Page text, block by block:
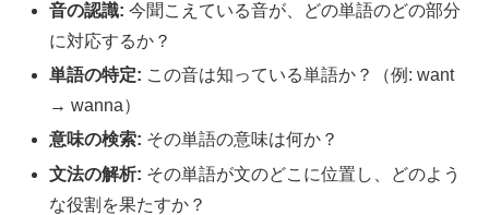
音の認識: 今聞こえている音が、どの単語のどの部分
に対応するか？
単語の特定: この音は知っている単語か？（例: want
→ wanna）
意味の検索: その単語の意味は何か？
文法の解析: その単語が文のどこに位置し、どのよう
な役割を果たすか？